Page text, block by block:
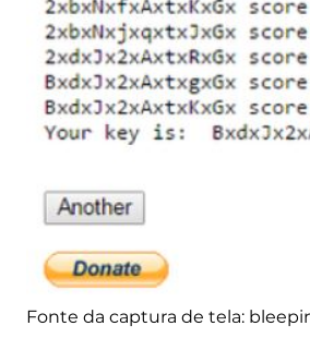
Fonte da captura de tela: